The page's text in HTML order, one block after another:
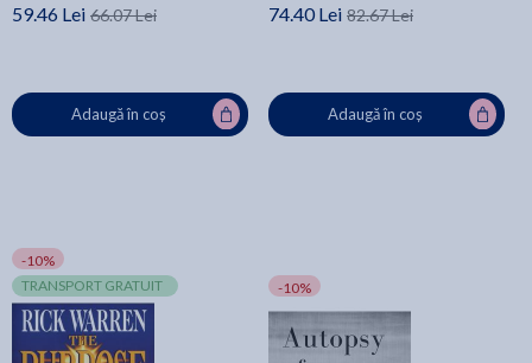
59.46 Lei 66.07 Lei
Adaugă în coș
74.40 Lei 82.67 Lei
Adaugă în coș
-10%
TRANSPORT GRATUIT
-10%